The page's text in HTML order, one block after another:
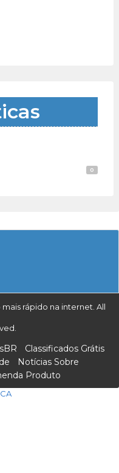
0
rápido na internet. All
Classificados Grátis
Notícias Sobre
Produto